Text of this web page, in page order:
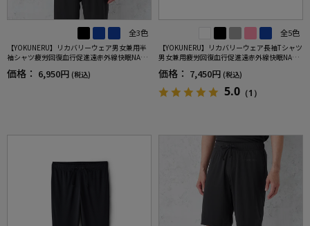
全3色
【YOKUNERU】リカバリーウェア男女兼用半
袖シャツ疲労回復血行促進遠赤外線快眠NANO
MIX(R)【一般医療機器】SS～LLサイズ
価格： 6,950円 (税込)
全5色
【YOKUNERU】リカバリーウェア長袖Tシャツ
男女兼用疲労回復血行促進遠赤外線快眠NANO
MIX(R)【一般医療機器】SS～LLサイズ
価格： 7,450円 (税込)
5.0 （1）